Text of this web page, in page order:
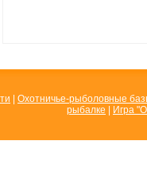
Охотничье-рыболовные
рыбалке
Игра